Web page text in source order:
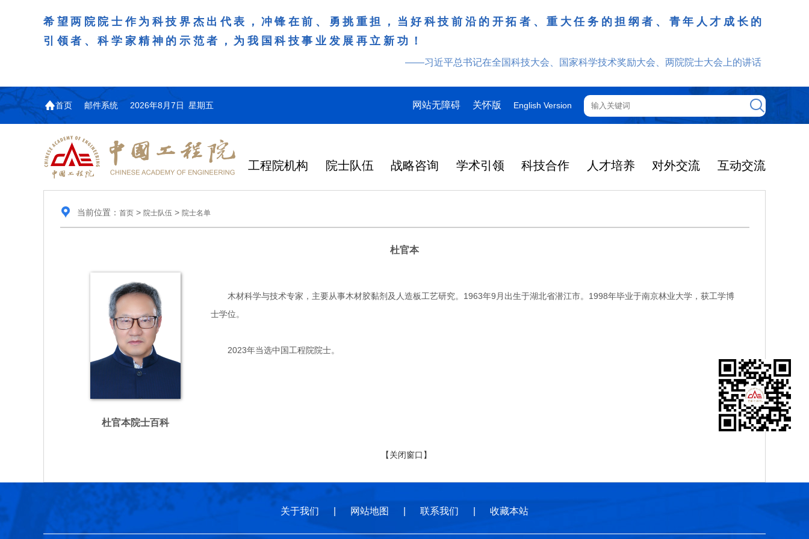
希望两院院士作为科技界杰出代表，冲锋在前、勇挑重担，当好科技前沿的开拓者、重大任务的担纲者、青年人才成长的
引领者、科学家精神的示范者，为我国科技事业发展再立新功！
——习近平总书记在全国科技大会、国家科学技术奖励大会、两院院士大会上的讲话
首页 邮件系统 2026年8月7日 星期五 网站无障碍 关怀版 English Version
工程院机构 院士队伍 战略咨询 学术引领 科技合作 人才培养 对外交流 互动交流
当前位置： 首页> 院士队伍 > 院士名单
杜官本
杜官本院士百科
木材科学与技术专家，主要从事木材胶黏剂及人造板工艺研究。1963年9月出生于湖北省潜江市。1998年毕业于南京林业大学，获工学博
士学位。
2023年当选中国工程院院士。
【关闭窗口】
关于我们 网站地图 联系我们 收藏本站